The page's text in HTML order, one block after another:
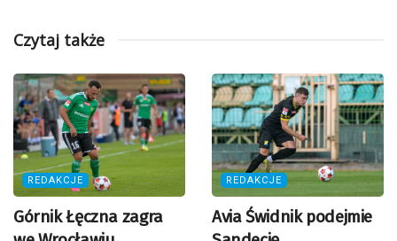
Czytaj także
REDAKCJE
Górnik Łęczna zagra
REDAKCJE
Avia Świdnik podejmie